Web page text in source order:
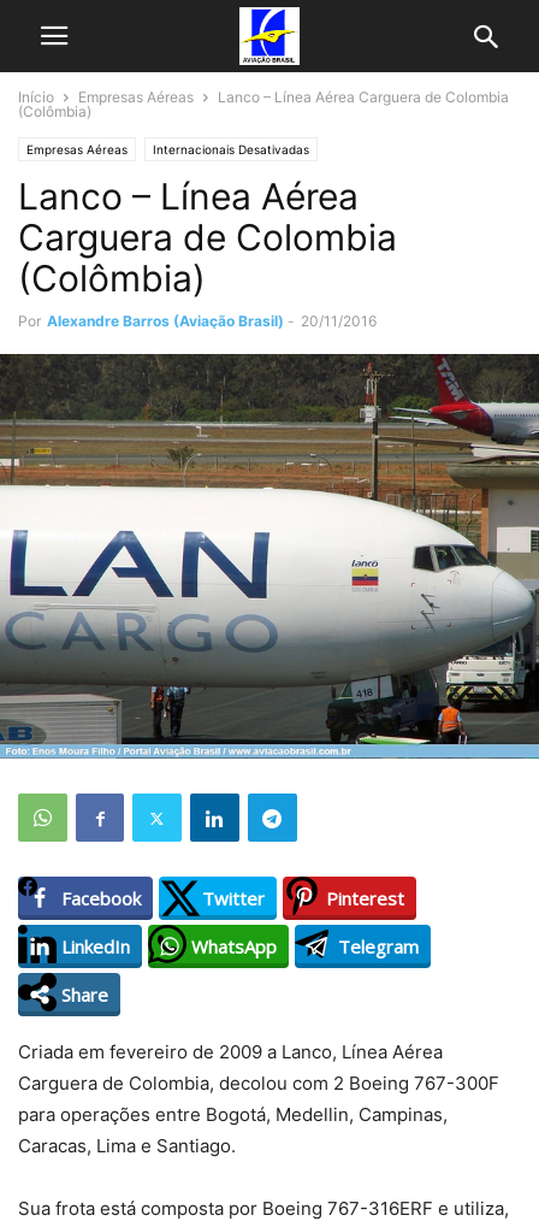
Início Empresas Aéreas
Lanco – Línea Aérea Carguera de Colombia
(Colômbia)
Empresas Aéreas Internacionais Desativadas
Lanco – Línea Aérea
Carguera de Colombia
(Colômbia)
Por Alexandre Barros (Aviação Brasil) - 20/11/2016
Facebook Twitter
Pinterest
LinkedIn
WhatsApp
Telegram
Share
Criada em fevereiro de 2009 a Lanco, Línea Aérea
Carguera de Colombia, decolou com 2 Boeing 767-300F
para operações entre Bogotá, Medellin, Campinas,
Caracas, Lima e Santiago.
Sua frota está composta por Boeing 767-316ERF e utiliza,